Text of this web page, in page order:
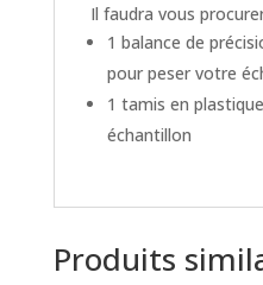
Il faudra vous
1 balance de
pour peser votre
1 tamis en
échantillon
Produits